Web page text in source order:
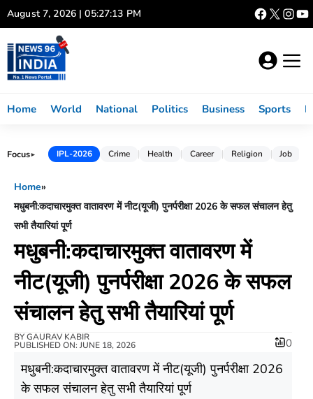
Skip
to
content
August 7, 2026 | 05:27:13 PM
Home World National Politics Business Sports
Focus► IPL-2026 Crime Health Career Religion Job
Home»
मधुबनी:कदाचारमुक्त वातावरण में नीट(यूजी) पुनर्परीक्षा 2026 के सफल संचालन हेतु
सभी तैयारियां पूर्ण
मधुबनी:कदाचारमुक्त वातावरण में
नीट(यूजी) पुनर्परीक्षा 2026 के सफल
संचालन हेतु सभी तैयारियां पूर्ण
BYGAURAV KABIR
PUBLISHED ON: JUNE 18, 2026 0
मधुबनी:कदाचारमुक्त वातावरण में नीट(यूजी) पुनर्परीक्षा 2026
के सफल संचालन हेतु सभी तैयारियां पूर्ण